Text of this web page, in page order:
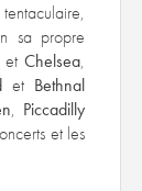
sa propre
etChelsea,
et Bethnal
, Piccadilly
et les